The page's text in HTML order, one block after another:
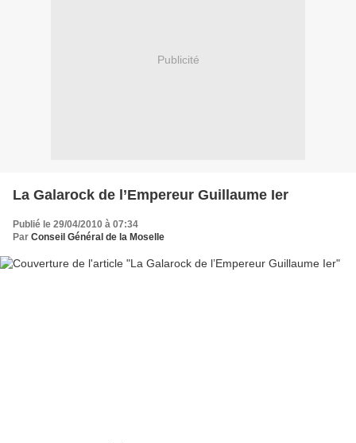
Publicité
La Galarock de l’Empereur Guillaume Ier
Publié le 29/04/2010 à 07:34
Par Conseil Général de la Moselle